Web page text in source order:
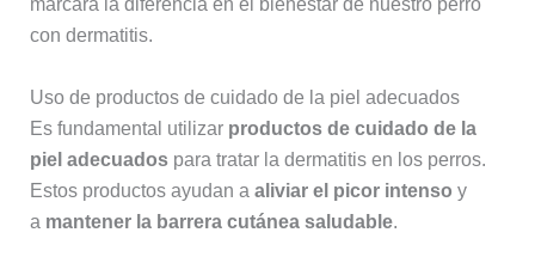
marcará la diferencia en el bienestar de nuestro perro
con dermatitis.
Uso de productos de cuidado de la piel adecuados
Es fundamental utilizar productos de cuidado de la
piel adecuadospara tratar la dermatitis en los perros.
Estos productos ayudan a aliviar el picor intenso y
a mantener la barrera cutánea saludable.